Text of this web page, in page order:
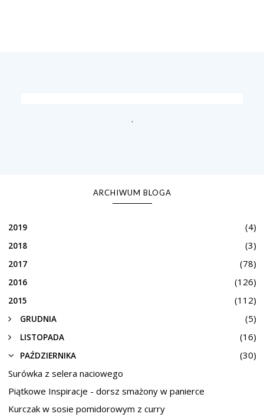
.
ARCHIWUM BLOGA
2019 (4)
2018 (3)
2017 (78)
2016 (126)
2015 (112)
GRUDNIA (5)
LISTOPADA (16)
PAŹDZIERNIKA
(30)
Surówka z selera naciowego
Piątkowe Inspiracje - dorsz smażony w panierce
Kurczak w sosie pomidorowym z curry